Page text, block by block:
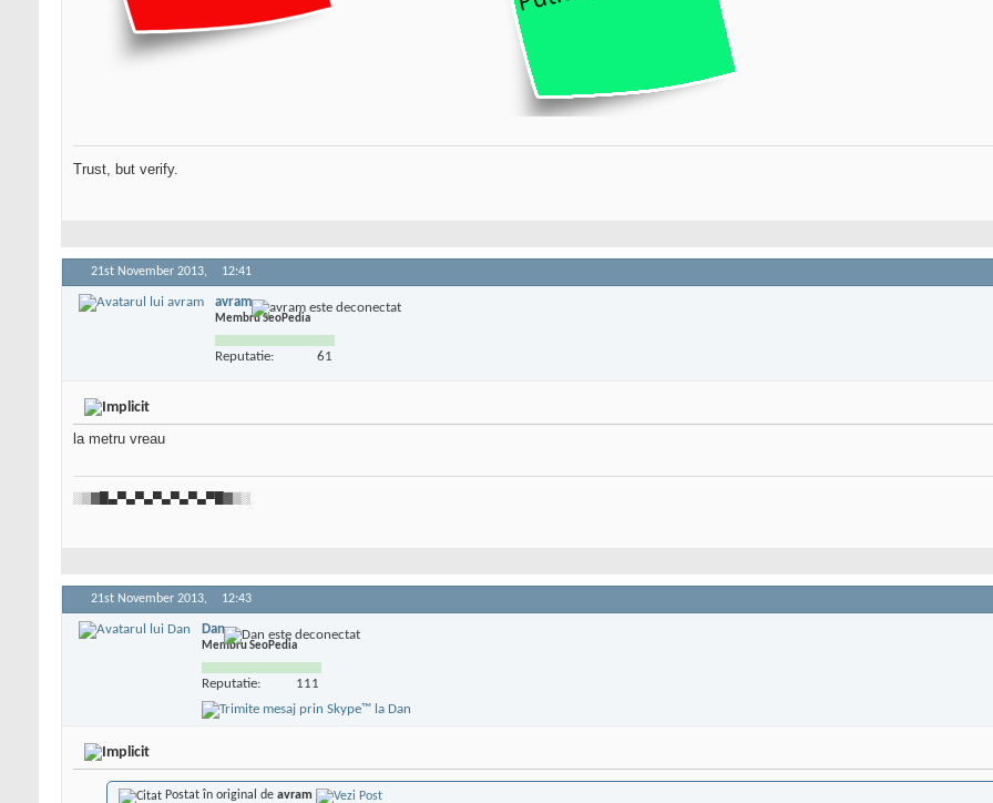
Trust, but verify.
21st November 2013, 12:41
avram
Membru SeoPedia
Reputatie: 61
la metru vreau
░▒▓█▄▀▄▀▄▀▄▀▄▀▄▀█▓▒░
21st November 2013, 12:43
Dan
Membru SeoPedia
Reputatie: 111
Postat în original de avram